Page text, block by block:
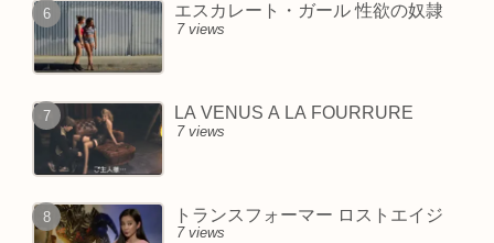
エスカレート・ガール 性欲の奴隷
7 views
LA VENUS A LA FOURRURE
7 views
トランスフォーマー ロストエイジ
7 views